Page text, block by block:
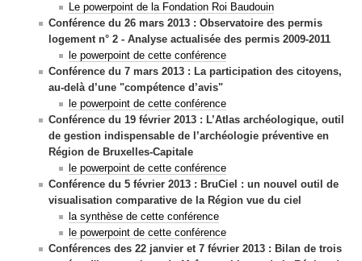
Le powerpoint de la Fondation Roi Baudouin
Conférence du 26 mars 2013 : Observatoire des permis
logement n° 2 - Analyse actualisée des permis 2009-2011
le powerpoint de cette conférence
Conférence du 7 mars 2013 : La participation des citoyens,
au-delà d’une "compétence d’avis"
le powerpoint de cette conférence
Conférence du 19 février 2013 : L’Atlas archéologique, outil
de gestion indispensable de l’archéologie préventive en
Région de Bruxelles-Capitale
le powerpoint de cette conférence
Conférence du 5 février 2013 : BruCiel : un nouvel outil de
visualisation comparative de la Région vue du ciel
la synthèse de cette conférence
le powerpoint de cette conférence
Conférences des 22 janvier et 7 février 2013 : Bilan de trois